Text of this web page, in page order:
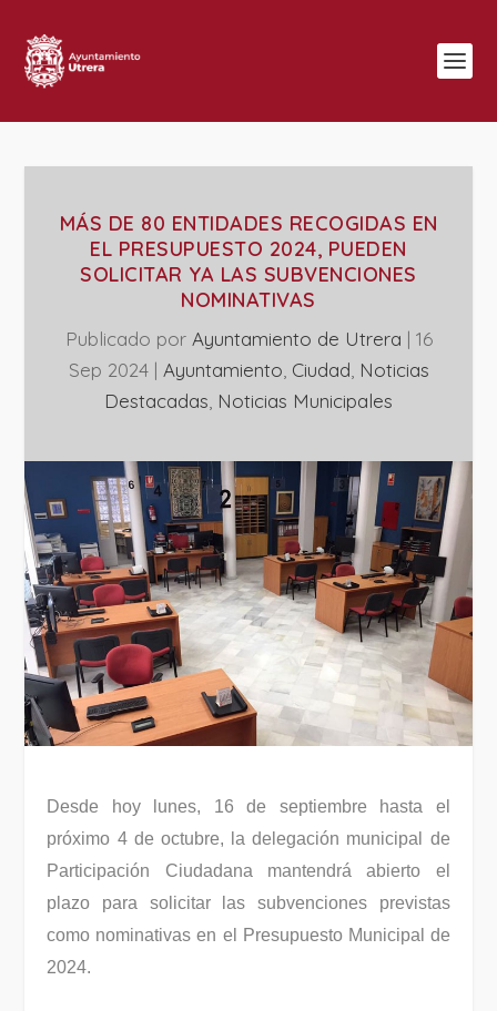
MÁS DE 80 ENTIDADES RECOGIDAS EN
EL PRESUPUESTO 2024, PUEDEN
SOLICITAR YA LAS SUBVENCIONES
NOMINATIVAS
Publicado por Ayuntamiento de Utrera | 16
Sep 2024| Ayuntamiento Ciudad Noticias
Destacadas ‎Noticias Municipales
Desde hoy lunes, 16 de septiembre hasta el
próximo 4 de octubre, la delegación municipal de
Participación Ciudadana mantendrá abierto el
plazo para solicitar las subvenciones previstas
como nominativas en el Presupuesto Municipal de
2024.